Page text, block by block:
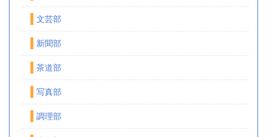
文芸部
新聞部
茶道部
写真部
調理部